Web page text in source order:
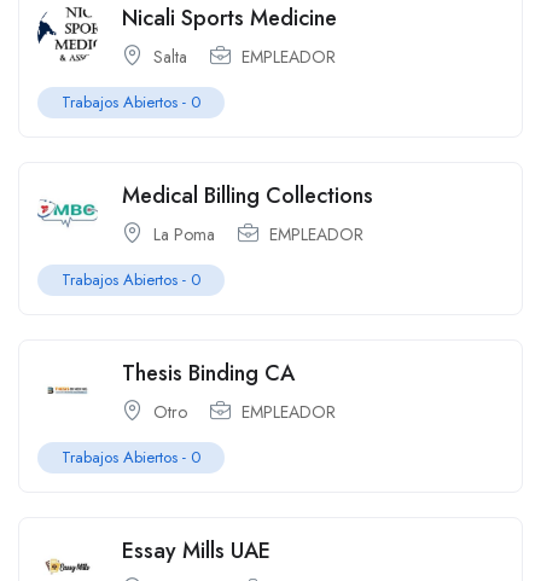
Nicali Sports Medicine
Salta EMPLEADOR
Trabajos Abiertos - 0
Medical Billing Collections
La Poma EMPLEADOR
Trabajos Abiertos - 0
Thesis Binding CA
Otro EMPLEADOR
Trabajos Abiertos - 0
Essay Mills UAE